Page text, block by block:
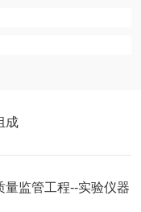
成
监管工程--实验仪器